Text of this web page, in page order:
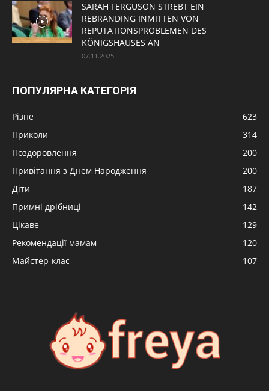
SARAH FERGUSON STREBT EIN
REBRANDING INMITTEN VON
REPUTATIONSPROBLEMEN DES
KÖNIGSHAUSES AN
07.11.2025
ПОПУЛЯРНА КАТЕГОРІЯ
Різне
623
Приколи
314
Поздоровлення
200
Привітання з Днем Народження
200
Діти
187
Примні дрібниці
142
Цікаве
129
Рекомендації мамам
120
Майстер-клас
107